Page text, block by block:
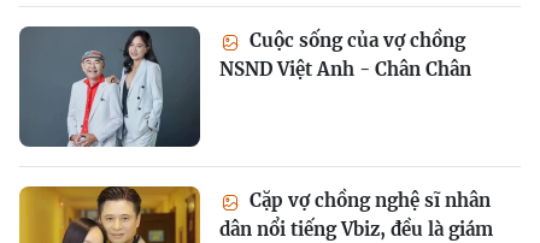
Cuộc sống của vợ chồng
NSND Việt Anh - Chân Chân
Cặp vợ chồng nghệ sĩ nhân
dân nổi tiếng Vbiz, đều là giám